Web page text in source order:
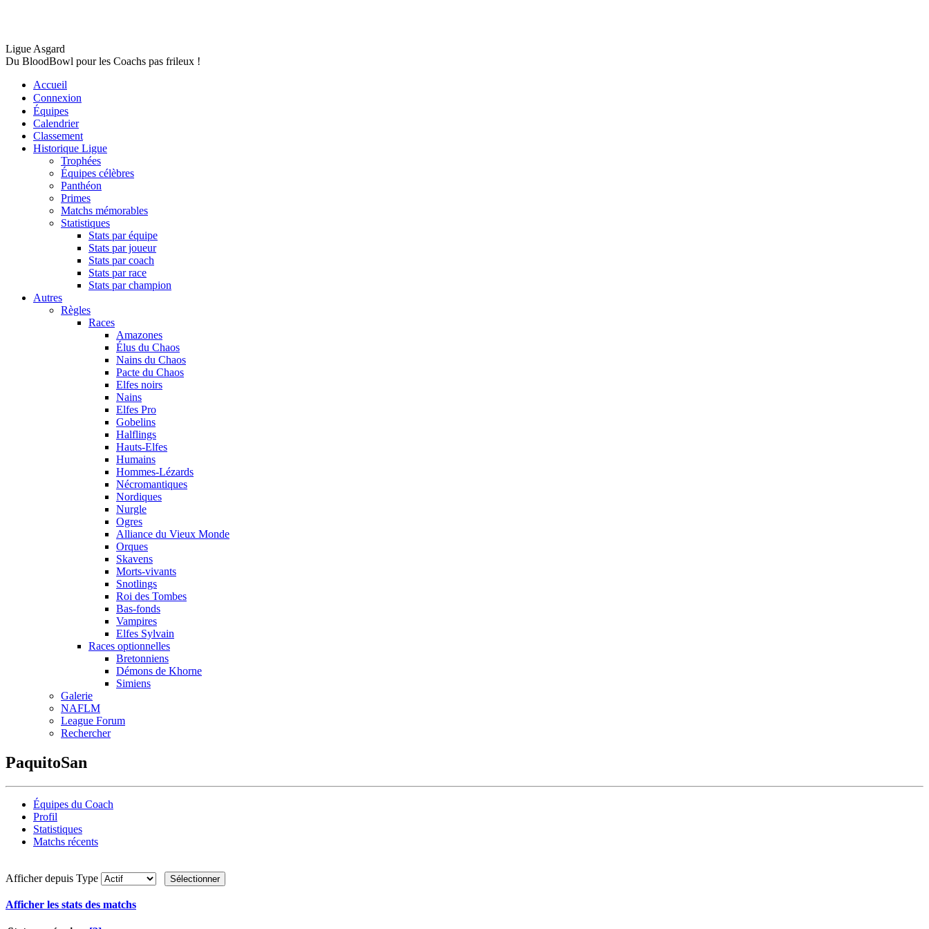
Ligue Asgard
Du BloodBowl pour les Coachs pas frileux !
Accueil
Connexion
Équipes
Calendrier
Classement
Historique Ligue
Trophées
Équipes célèbres
Panthéon
Primes
Matchs mémorables
Statistiques
Stats par équipe
Stats par joueur
Stats par coach
Stats par race
Stats par champion
Autres
Règles
Races
Amazones
Élus du Chaos
Nains du Chaos
Pacte du Chaos
Elfes noirs
Nains
Elfes Pro
Gobelins
Halflings
Hauts-Elfes
Humains
Hommes-Lézards
Nécromantiques
Nordiques
Nurgle
Ogres
Alliance du Vieux Monde
Orques
Skavens
Morts-vivants
Snotlings
Roi des Tombes
Bas-fonds
Vampires
Elfes Sylvain
Races optionnelles
Bretonniens
Démons de Khorne
Simiens
Galerie
NAFLM
League Forum
Rechercher
PaquitoSan
Équipes du Coach
Profil
Statistiques
Matchs récents
Afficher depuis Type
Afficher les stats des matchs